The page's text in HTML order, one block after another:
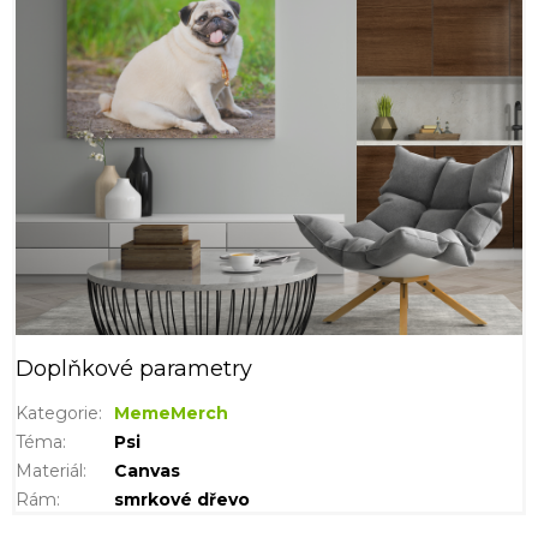
Doplňkové parametry
Kategorie:
MemeMerch
Téma:
Psi
Materiál :
Canvas
Rám: smrkové dřevo